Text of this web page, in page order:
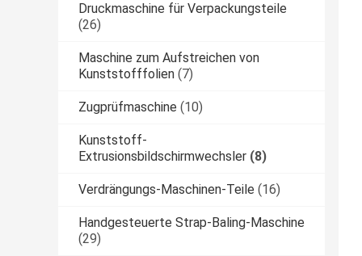
Druckmaschine für Verpackungsteile
(26)
Maschine zum Aufstreichen von
Kunststofffolien (7)
Zugprüfmaschine (10)
Kunststoff-
Extrusionsbildschirmwechsler (8)
Verdrängungs-Maschinen-Teile (16)
Handgesteuerte Strap-Baling-Maschine
(29)